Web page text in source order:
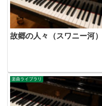
故郷の人々（スワニー河）
楽曲ライブラリ